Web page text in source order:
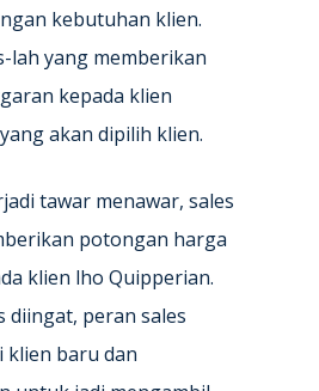
kebutuhan klien.
lah yang memberikan
kepada klien
akan dipilih klien.
tawar menawar, sales
potongan harga
klien lho Quipperian.
diingat, peran sales
klien baru dan